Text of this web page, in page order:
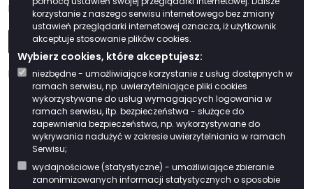
korzystanie z naszego serwisu internetowego bez zmiany
ustawień przeglądarki internetowej oznacza, iż użytkownik
akceptuje stosowanie plików cookies.
Wybierz cookies, które akceptujesz:
niezbędne - umożliwiające korzystanie z usług dostępnych w
ramach serwisu, np. uwierzytelniające pliki cookies
wykorzystywane do usług wymagających logowania w
ramach serwisu, itp. bezpieczeństwa - służące do
zapewnienia bezpieczeństwa, np. wykorzystywane do
wykrywania nadużyć w zakresie uwierzytelniania w ramach
Serwisu;
wydajnościowe (statystyczne) - umożliwiające zbieranie
zanonimizowanych informacji statystycznych o sposobie
Poznaj nas
LinkedInFacebook
Nasze produkty
SmartSite Lupe
SmartSite CMS
SmartSite Organizator
SmartSite eKolejka
SmartSite eUsługi